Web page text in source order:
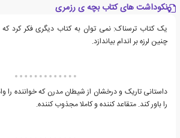
نکوداشت های کتاب بچه ی رزمری
یک کتاب ترسناک: نمی توان به کتاب دیگری فکر کرد
چنین لرزه بر اندام بیاندازد.
داستانی تاریک و درخشان از شیطان مدرن که خواننده را
را باور کند. متقاعد کننده و کاملا مجذوب کننده.